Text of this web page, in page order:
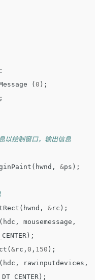
:
( 0 );
;
以绘制窗口，输出信息
( hwnd , &ps );
( hwnd , &rc );
( hdc , mousemessage ,
);
( &rc , 0 , 150 );
( hdc , rawinputdevices ,
DT_CENTER );